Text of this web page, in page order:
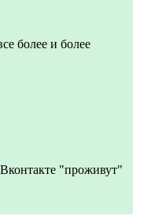
более и более
"проживут"